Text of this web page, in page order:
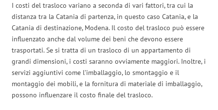
I costi del trasloco variano a seconda di vari fattori, tra cui la
distanza tra la Catania di partenza, in questo caso Catania, e la
Catania di destinazione, Modena. Il costo del trasloco può essere
influenzato anche dal volume dei beni che devono essere
trasportati. Se si tratta di un trasloco di un appartamento di
grandi dimensioni, i costi saranno ovviamente maggiori. Inoltre, i
servizi aggiuntivi come l’imballaggio, lo smontaggio e il
montaggio dei mobili, e la fornitura di materiale di imballaggio,
possono influenzare il costo finale del trasloco.